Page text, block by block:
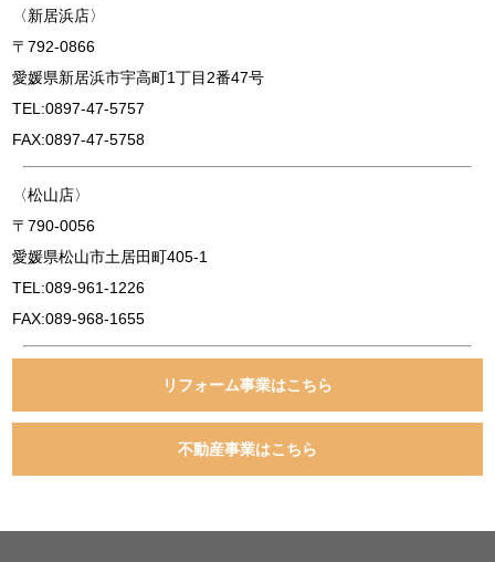
〈新居浜店〉
〒792-0866
愛媛県新居浜市宇高町1丁目2番47号
TEL:0897-47-5757
FAX:0897-47-5758
〈松山店〉
〒790-0056
愛媛県松山市土居田町405-1
TEL:089-961-1226
FAX:089-968-1655
リフォーム事業はこちら
不動産事業はこちら